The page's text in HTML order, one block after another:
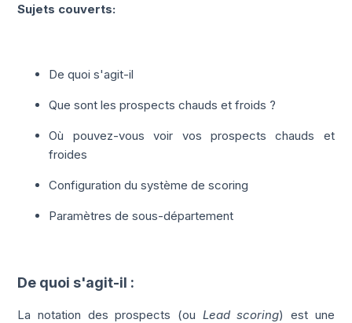
Sujets couverts:
De quoi s'agit-il
Que sont les prospects chauds et froids ?
Où pouvez-vous voir vos prospects chauds et
froides
Configuration du système de scoring
Paramètres de sous-département
De quoi s'agit-il :
La notation des prospects (ou Lead scoring) est une